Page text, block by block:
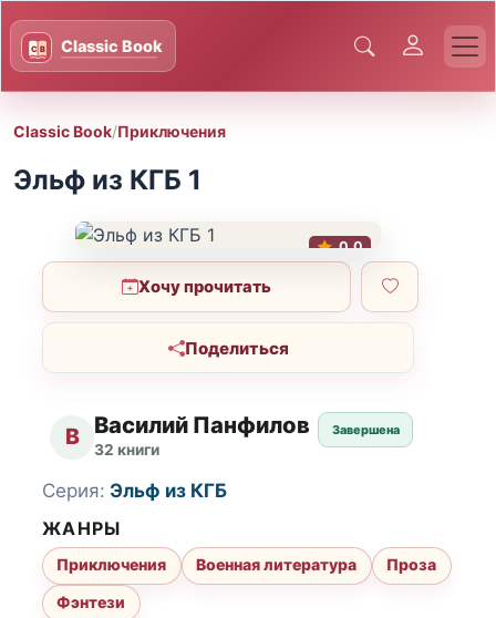
Classic Book/Приключения
Эльф из КГБ 1
0.0
Хочу прочитать
Поделиться
В Василий Панфилов
32 книги
Завершена
Серия: Эльф из КГБ
ЖАНРЫ
Приключения Военная литература
Проза
Фэнтези